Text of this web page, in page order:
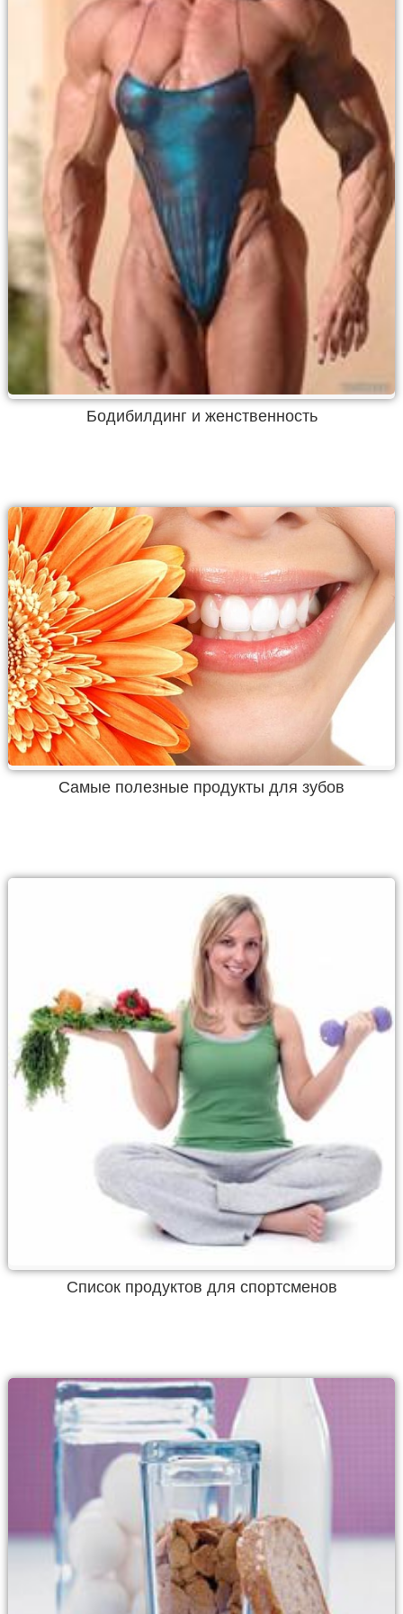
Бодибилдинг и женственность
Самые полезные продукты для зубов
Список продуктов для спортсменов